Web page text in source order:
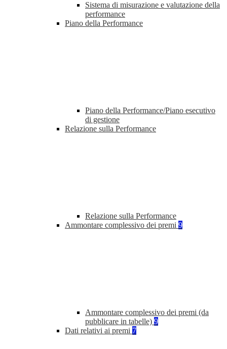
Sistema di misurazione e valutazione della
performance
Piano della Performance
Piano della Performance/Piano esecutivo
di gestione
Relazione sulla Performance
Relazione sulla Performance
Ammontare complessivo dei premi 9
Ammontare complessivo dei premi (da
pubblicare in tabelle) 9
Dati relativi ai premi 7